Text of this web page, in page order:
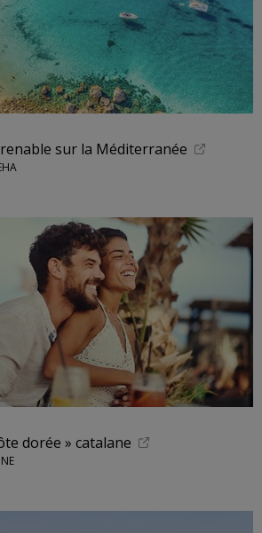
sur la Méditerranée
dorée » catalane